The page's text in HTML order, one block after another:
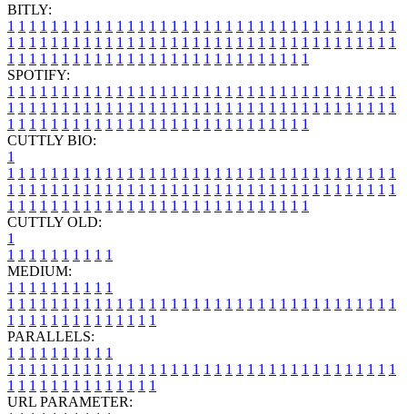
BITLY:
1 1 1 1 1 1 1 1 1 1 1 1 1 1 1 1 1 1 1 1 1 1 1 1 1 1 1 1 1 1 1 1 1 1 1 1
1 1 1 1 1 1 1 1 1 1 1 1 1 1 1 1 1 1 1 1 1 1 1 1 1 1 1 1 1 1 1 1 1 1 1 1
1 1 1 1 1 1 1 1 1 1 1 1 1 1 1 1 1 1 1 1 1 1 1 1 1 1 1 1
SPOTIFY:
1 1 1 1 1 1 1 1 1 1 1 1 1 1 1 1 1 1 1 1 1 1 1 1 1 1 1 1 1 1 1 1 1 1 1 1
1 1 1 1 1 1 1 1 1 1 1 1 1 1 1 1 1 1 1 1 1 1 1 1 1 1 1 1 1 1 1 1 1 1 1 1
1 1 1 1 1 1 1 1 1 1 1 1 1 1 1 1 1 1 1 1 1 1 1 1 1 1 1 1
CUTTLY BIO:
1
1 1 1 1 1 1 1 1 1 1 1 1 1 1 1 1 1 1 1 1 1 1 1 1 1 1 1 1 1 1 1 1 1 1 1 1
1 1 1 1 1 1 1 1 1 1 1 1 1 1 1 1 1 1 1 1 1 1 1 1 1 1 1 1 1 1 1 1 1 1 1 1
1 1 1 1 1 1 1 1 1 1 1 1 1 1 1 1 1 1 1 1 1 1 1 1 1 1 1 1
CUTTLY OLD:
1
1 1 1 1 1 1 1 1 1 1
MEDIUM:
1 1 1 1 1 1 1 1 1 1
1 1 1 1 1 1 1 1 1 1 1 1 1 1 1 1 1 1 1 1 1 1 1 1 1 1 1 1 1 1 1 1 1 1 1 1
1 1 1 1 1 1 1 1 1 1 1 1 1 1
PARALLELS:
1 1 1 1 1 1 1 1 1 1
1 1 1 1 1 1 1 1 1 1 1 1 1 1 1 1 1 1 1 1 1 1 1 1 1 1 1 1 1 1 1 1 1 1 1 1
1 1 1 1 1 1 1 1 1 1 1 1 1 1
URL PARAMETER: